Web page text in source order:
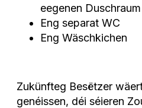
eegenen Duschraum
Eng separat WC
Eng Wäschkichen
Zukünfteg Besëtzer
genéissen, déi séieren